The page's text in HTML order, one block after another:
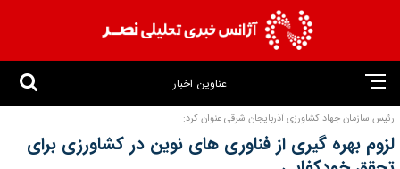
عناوین اخبار
رئیس سازمان جهاد کشاورزی آذربایجان شرقی عنوان کرد:
لزوم بهره‌ گیری از فناوری‌ های نوین در کشاورزی برای